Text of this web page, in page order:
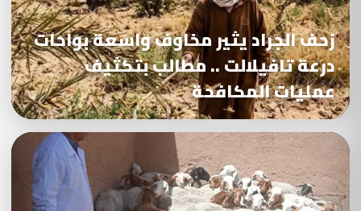
زحف الجراد يثير مخاوف واسعة بواحات
درعة تافيلالت .. مطالب بتكثيف
عمليات المكافحة